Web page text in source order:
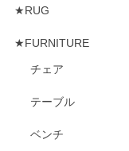
★RUG
★FURNITURE
チェア
テーブル
ベンチ